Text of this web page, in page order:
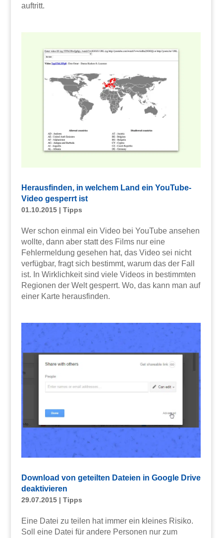
auftritt.
Herausfinden, in welchem Land ein YouTube-
Video gesperrt ist
01.10.2015| Tipps
Wer schon einmal ein Video bei YouTube ansehen
wollte, dann aber statt des Films nur eine
Fehlermeldung gesehen hat, das Video sei nicht
verfügbar, fragt sich bestimmt, warum das der Fall
ist. In Wirklichkeit sind viele Videos in bestimmten
Regionen der Welt gesperrt. Wo, das kann man auf
einer Karte herausfinden.
Download von geteilten Dateien in Google Drive
deaktivieren
29.07.2015| Tipps
Eine Datei zu teilen hat immer ein kleines Risiko.
Soll eine Datei für andere Personen nur zum